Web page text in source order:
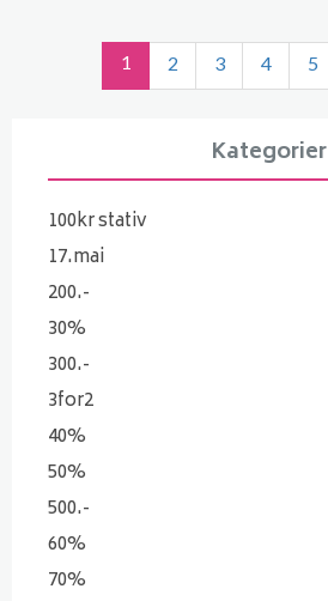
1 2 3 4 5
Kategorier
100kr stativ
17.mai
200.-
30%
300.-
3for2
40%
50%
500.-
60%
70%